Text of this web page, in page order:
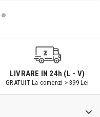
LIVRARE IN 24h (L - V)
GRATUIT La comenzi > 399 Lei